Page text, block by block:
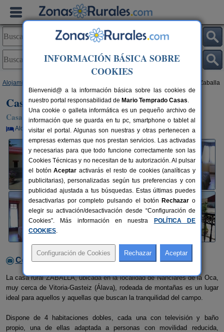
Alojamientos > Casa Rural Zaballa
Casa Rural Zaballa
Casa Rural en Nanclares de La Oca (Álava)
Alquiler por habitaciones 8 plazas 10 km de Vitoria
Contactar con el alojamiento
La casa rural ZABALLA, ubicada en la localidad de Nanclares de la Oca,
muy cerca de Vitoria-Gasteiz (Álava), rodeada de montañas es un lugar
ideal para aquellos y aquellas que buscan la tranquilidad del campo.
Dispone de 4 habitaciones dobles, cada una con televisión y baño
propio, una de ellas adaptada a personas con movilidad reducida,
INFORMACIÓN BÁSICA SOBRE
COOKIES
Bienvenid@ a la información básica sobre las cookies de
nuestro portal responsabilidad de Mario Temprado Casas.
Una cookie o galleta informática es un pequeño archivo de
información que se guarda en tu pc, smartphone o tablet al
visitar el portal. Algunas son nuestras y otras pertenecen a
empresas externas que nos prestan servicios. Las activadas
y necesarias para que todo funcione correctamente son las
Cookies Técnicas y no necesitan de tu autorización. Al pulsar
el botónAceptar activarás el resto de cookies (analíticas y
publicitarias), personalizadas según tus preferencias y con
publicidad ajustada a tus búsquedas. Estas últimas puedes
desactivarlas por completo pulsando el botón Rechazar o
elegir su activación/desactivación desde “Configuración de
Cookies”. Más información en nuestra
POLÍTICA DE
COOKIES.